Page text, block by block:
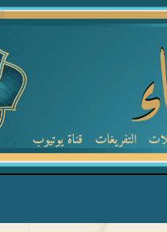
التفريغات قناة يوتيوب